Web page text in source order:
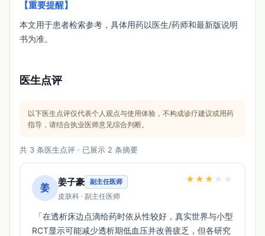
【重要提醒】
本文用于患者检索参考，具体用药以医生/药师和最新版说明
书为准。
医生点评
以下医生点评仅代表个人观点与使用体验，不构成诊疗建议或用药
指导，请结合执业医师意见综合判断。
共 3 条医生点评 · 已展示 2 条摘要
姜 姜子豪 副主任医师
皮肤科 · 副主任医师
★ ★ ★ ★ ★
RCT显示可能减少透析期低血压并改善疲乏，但各研究